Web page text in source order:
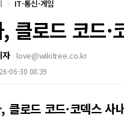
IT·통신·게임
클로드 코드
자 love@wikitree.co.kr
06-30 08:39
클로드 코드·코덱스